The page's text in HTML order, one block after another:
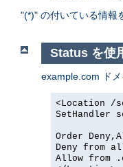
"(*)" の付いている情報
Status を使
example.com ド
<Location /
SetHandler
Order
Deny from
Allow from